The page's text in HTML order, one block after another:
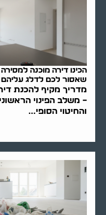
שאסור לכם לדלג עליהם
– משלב הפינוי הראשוני
והחיטוי הסופי...